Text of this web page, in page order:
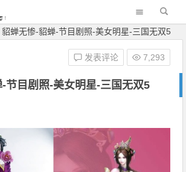
貂蝉无惨-貂蝉-节目剧照-美女明星-三国无双5
节目剧照-美女明星-三国无双5
发表评论 7,293